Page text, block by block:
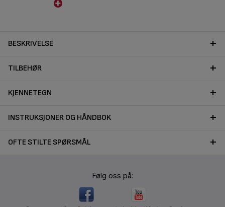
BESKRIVELSE
TILBEHØR
KJENNETEGN
INSTRUKSJONER OG HÅNDBOK
OFTE STILTE SPØRSMÅL
Følg oss på: